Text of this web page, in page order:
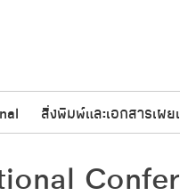
สิ่งพิมพ์และเอกสารเผ